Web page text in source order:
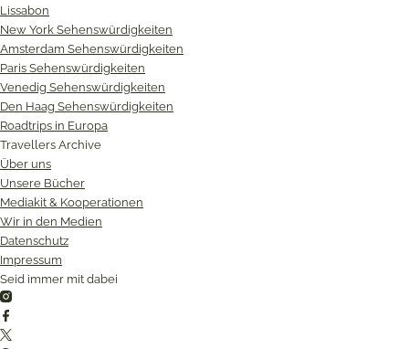
Lissabon
New York Sehenswürdigkeiten
Amsterdam Sehenswürdigkeiten
Paris Sehenswürdigkeiten
Venedig Sehenswürdigkeiten
Den Haag Sehenswürdigkeiten
Roadtrips in Europa
Travellers Archive
Über uns
Unsere Bücher
Mediakit & Kooperationen
Wir in den Medien
Datenschutz
Impressum
Seid immer mit dabei
Instagram
Twitter